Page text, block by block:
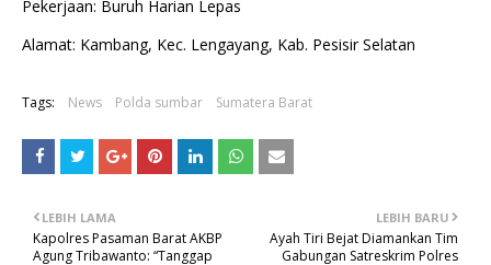
Pekerjaan: Buruh Harian Lepas
Alamat: Kambang, Kec. Lengayang, Kab. Pesisir Selatan
Tags: News Polda sumbar Sumatera Barat
LEBIH BARU
Ayah Tiri Bejat Diamankan Tim
Gabungan Satreskrim Polres
LEBIH LAMA
Kapolres Pasaman Barat AKBP
Agung Tribawanto: “Tanggap